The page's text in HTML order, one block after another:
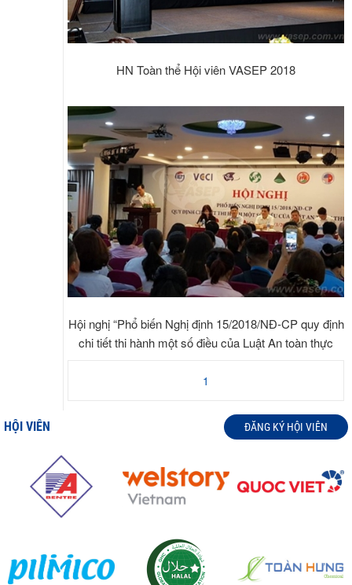
HN Toàn thể Hội viên VASEP 2018
Hội nghị “Phổ biến Nghị định 15/2018/NĐ-CP quy định
chi tiết thi hành một số điều của Luật An toàn thực
1
HỘI VIÊN ĐĂNG KÝ HỘI VIÊN